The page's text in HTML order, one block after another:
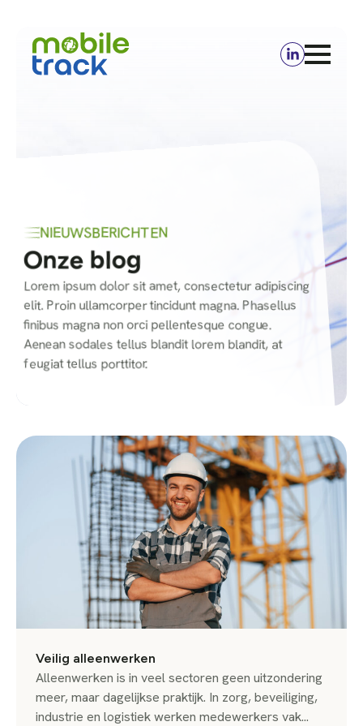
NIEUWSBERICHTEN
Onze blog
Lorem ipsum dolor sit amet, consectetur adipiscing
elit. Proin ullamcorper tincidunt magna. Phasellus
finibus magna non orci pellentesque congue.
Aenean sodales tellus blandit lorem blandit, at
feugiat tellus porttitor.
Veilig alleenwerken
Alleenwerken is in veel sectoren geen uitzondering
meer, maar dagelijkse praktijk. In zorg, beveiliging,
industrie en logistiek werken medewerkers vak...